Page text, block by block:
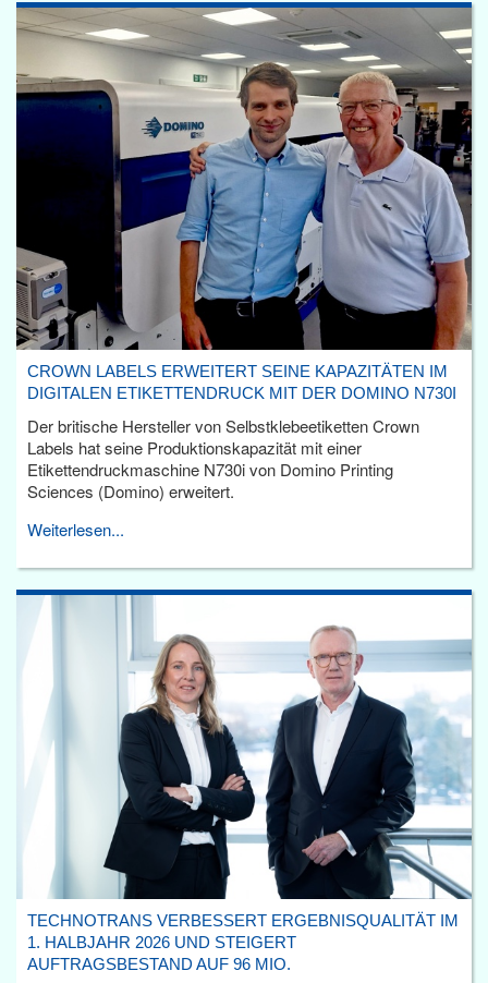
CROWN LABELS ERWEITERT SEINE KAPAZITÄTEN IM
DIGITALEN ETIKETTENDRUCK MIT DER DOMINO N730I
Der britische Hersteller von Selbstklebeetiketten Crown
Labels hat seine Produktionskapazität mit einer
Etikettendruckmaschine N730i von Domino Printing
Sciences (Domino) erweitert.
Weiterlesen...
TECHNOTRANS VERBESSERT ERGEBNISQUALITÄT IM
1. HALBJAHR 2026 UND STEIGERT
AUFTRAGSBESTAND AUF 96 MIO.